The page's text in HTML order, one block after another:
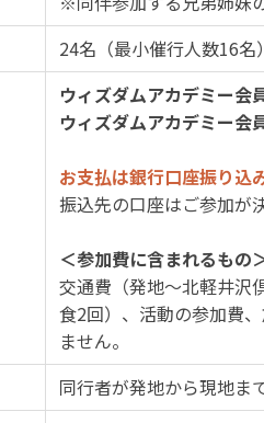
24名（最小催行人数16名
ウィズダムアカデミー会
ウィズダムアカデミー会
お支払は銀行口座振り込
振込先の口座はご参加が
＜参加費に含まれるもの
交通費（発地～北軽井沢
食2回）、活動の参加費
ません。
同行者が発地から現地ま